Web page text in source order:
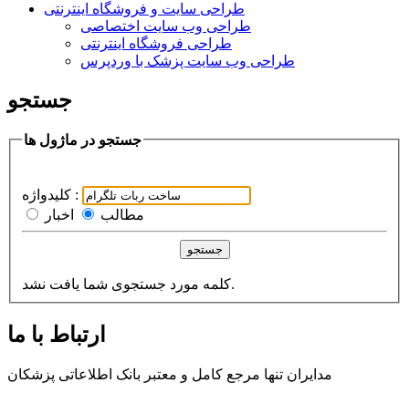
طراحی سایت و فروشگاه اینترنتی
طراحی وب سایت اختصاصی
طراحی فروشگاه اینترنتی
طراحی وب سایت پزشک با وردپرس
جستجو
جستجو در ماژول ها
کلیدواژه :
مطالب
جستجو
کلمه مورد جستجوی شما یافت نشد.
ارتباط با ما